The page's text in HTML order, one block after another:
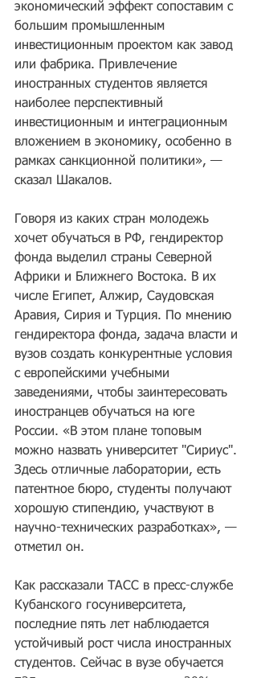
экономический эффект сопоставим с
большим промышленным
инвестиционным проектом как завод
или фабрика. Привлечение
иностранных студентов является
наиболее перспективный
инвестиционным и интеграционным
вложением в экономику, особенно в
рамках санкционной политики», —
сказал Шакалов.
Говоря из каких стран молодежь
хочет обучаться в РФ, гендиректор
фонда выделил страны Северной
Африки и Ближнего Востока. В их
числе Египет, Алжир, Саудовская
Аравия, Сирия и Турция. По мнению
гендиректора фонда, задача власти и
вузов создать конкурентные условия
с европейскими учебными
заведениями, чтобы заинтересовать
иностранцев обучаться на юге
России. «В этом плане топовым
можно назвать университет "Сириус".
Здесь отличные лаборатории, есть
патентное бюро, студенты получают
хорошую стипендию, участвуют в
научно-технических разработках», —
отметил он.
Как рассказали ТАСС в пресс-службе
Кубанского госуниверситета,
последние пять лет наблюдается
устойчивый рост числа иностранных
студентов. Сейчас в вузе обучается